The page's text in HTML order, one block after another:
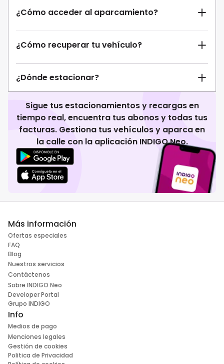
¿Cómo acceder al aparcamiento?
¿Cómo recuperar tu vehículo?
¿Dónde estacionar?
Sigue tus estacionamientos y recargas en
tiempo real, encuentra tus abonos y todas tus
facturas. Gestiona tus vehículos y aparca en
la calle con la aplicación INDIGO Neo.
Más información
Ofertas especiales
FAQ
Blog
Nuestros servicios
Contáctenos
Sobre INDIGO Neo
Developer Portal
Grupo INDIGO
Info
Medios de pago
Menciones legales
Gestión de cookies
Politica de Privacidad